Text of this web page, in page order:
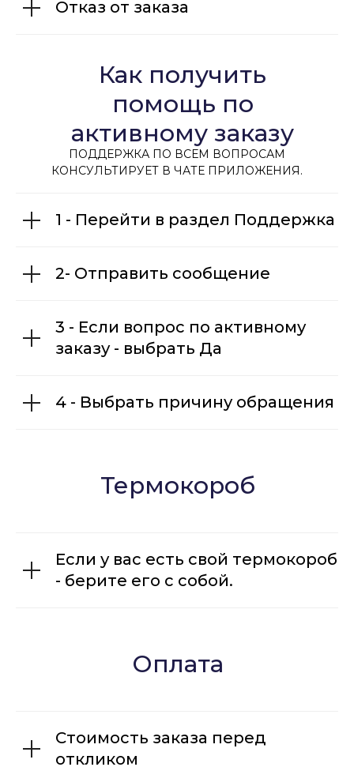
Отказ от заказа
Как получить
помощь по
активному заказу
ПОДДЕРЖКА ПО ВСЕМ ВОПРОСАМ
КОНСУЛЬТИРУЕТ В ЧАТЕ ПРИЛОЖЕНИЯ.
1 - Перейти в раздел Поддержка
2- Отправить сообщение
3 - Если вопрос по активному
заказу - выбрать Да
4 - Выбрать причину обращения
Термокороб
Если у вас есть свой термокороб
- берите его с собой.
Оплата
Стоимость заказа перед
откликом